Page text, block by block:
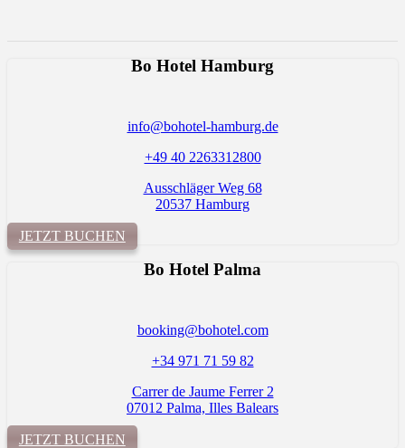
Bo Hotel Hamburg
info@bohotel-hamburg.de
+49 40 2263312800
Ausschläger Weg 68
20537 Hamburg
JETZT BUCHEN
Bo Hotel Palma
booking@bohotel.com
+34 971 71 59 82
Carrer de Jaume Ferrer 2
07012 Palma, Illes Balears
JETZT BUCHEN